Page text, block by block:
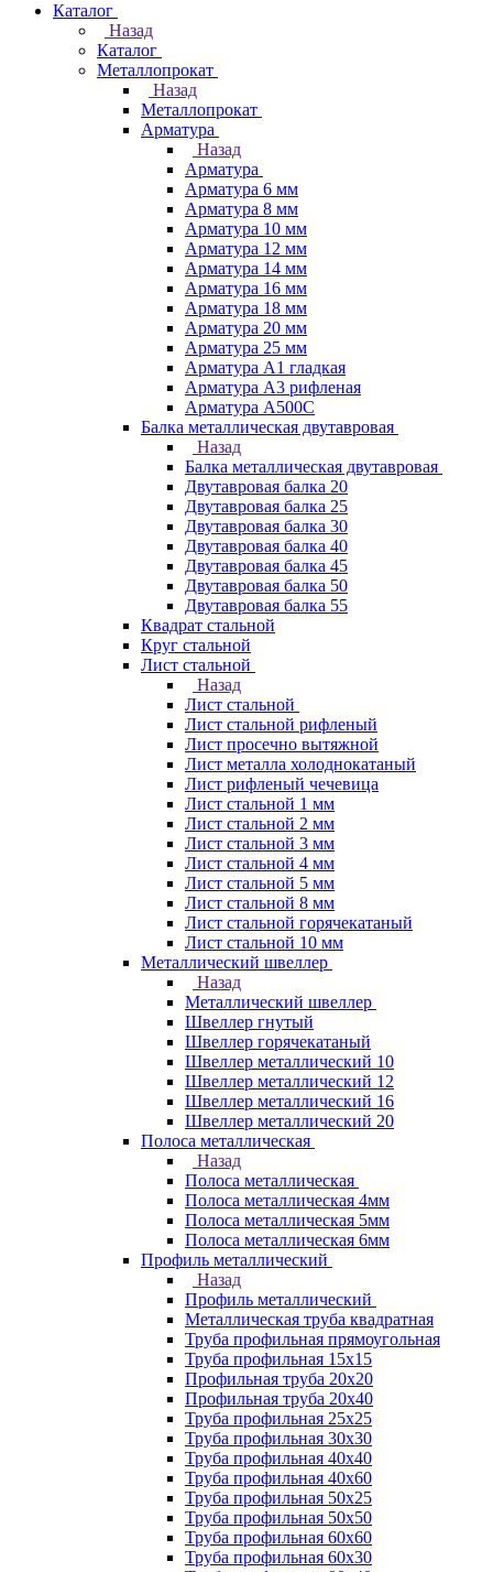
Каталог
Назад
Каталог
Металлопрокат
Назад
Металлопрокат
Арматура
Назад
Арматура
Арматура 6 мм
Арматура 8 мм
Арматура 10 мм
Арматура 12 мм
Арматура 14 мм
Арматура 16 мм
Арматура 18 мм
Арматура 20 мм
Арматура 25 мм
Арматура А1 гладкая
Арматура А3 рифленая
Арматура А500С
Балка металлическая двутавровая
Назад
Балка металлическая двутавровая
Двутавровая балка 20
Двутавровая балка 25
Двутавровая балка 30
Двутавровая балка 40
Двутавровая балка 45
Двутавровая балка 50
Двутавровая балка 55
Квадрат стальной
Круг стальной
Лист стальной
Назад
Лист стальной
Лист стальной рифленый
Лист просечно вытяжной
Лист металла холоднокатаный
Лист рифленый чечевица
Лист стальной 1 мм
Лист стальной 2 мм
Лист стальной 3 мм
Лист стальной 4 мм
Лист стальной 5 мм
Лист стальной 8 мм
Лист стальной горячекатаный
Лист стальной 10 мм
Металлический швеллер
Назад
Металлический швеллер
Швеллер гнутый
Швеллер горячекатаный
Швеллер металлический 10
Швеллер металлический 12
Швеллер металлический 16
Швеллер металлический 20
Полоса металлическая
Назад
Полоса металлическая
Полоса металлическая 4мм
Полоса металлическая 5мм
Полоса металлическая 6мм
Профиль металлический
Назад
Профиль металлический
Металлическая труба квадратная
Труба профильная прямоугольная
Труба профильная 15х15
Профильная труба 20х20
Профильная труба 20х40
Труба профильная 25х25
Труба профильная 30x30
Труба профильная 40х40
Труба профильная 40х60
Труба профильная 50х25
Труба профильная 50х50
Труба профильная 60x60
Труба профильная 60х30